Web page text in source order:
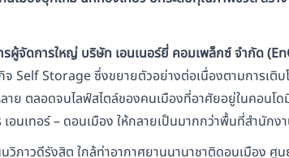
ผู้จัดการใหญ่ บริษัท เอนเนอร์ยี่ คอมเพล็กซ์ จำกัด (
จ Self Storage ซึ่งขยายตัวอย่างต่อเนื่องตามการ
ย ตลอดจนไลฟ์สไตล์ของคนเมืองที่อาศัยอยู่ในคอนโ
อนเทอร์ – ดอนเมือง ให้กลายเป็นมากกว่าพื้นที่สำนัก
ภาวดีรังสิต ใกล้ท่าอากาศยานนานาชาติดอนเมือง ศู